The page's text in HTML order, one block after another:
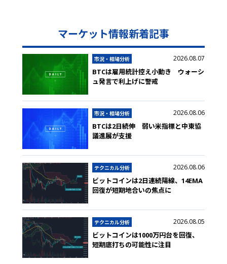
マーケット情報新着記事
市況・相場分析 2026.08.07
BTCは雇用統計控え小動き ウォーシ
ュ発言で利上げに警戒
市況・相場分析 2026.08.06
BTCは2日続伸 弱い米指標と中東協
議進展が支援
テクニカル分析 2026.08.06
ビットコインは2日連続陽線、14EMA
回復が短期地合いの焦点に
テクニカル分析 2026.08.05
ビットコインは1000万円台を回復、
短期底打ちの可能性に注目